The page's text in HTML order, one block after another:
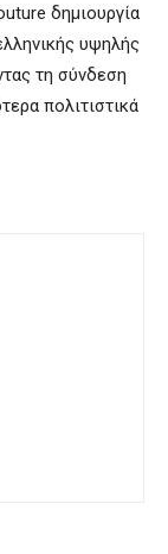
δημιουργία
υψηλής
τη σύνδεση
πολιτιστικά